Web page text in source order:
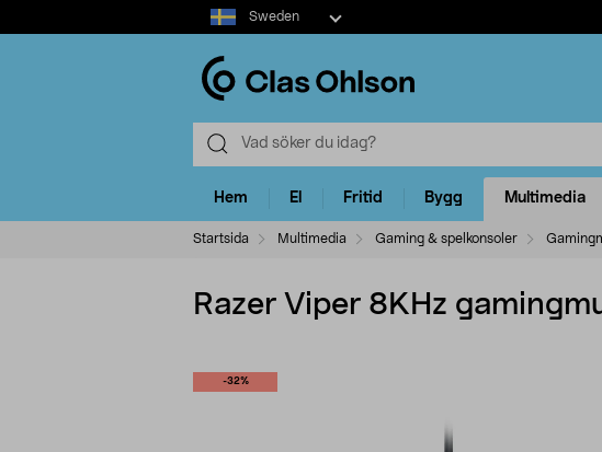
Select
market
Sweden
Hem El Fritid Bygg Multimedia
Startsida Multimedia Gaming & spelkonsoler
Razer Viper 8KHz
-32%